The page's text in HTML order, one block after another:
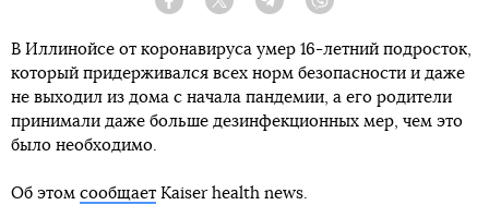
Facebook Twitter Telegram
В Иллинойсе от коронавируса умер 16-летний подросток,
который придерживался всех норм безопасности и даже
не выходил из дома с начала пандемии, а его родители
принимали даже больше дезинфекционных мер, чем это
было необходимо.
Об этом сообщает Kaiser health news.